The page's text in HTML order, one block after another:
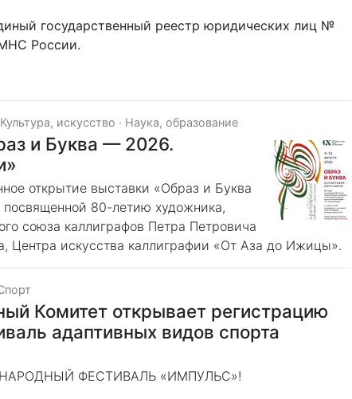
государственный реестр юридических лиц №
МНС России.
Культура, искусство · Наука, образование
и Буква — 2026.
открытие выставки «Образ и Буква
80-летию художника,
союза каллиграфов Петра Петровича
Центра искусства каллиграфии «От Аза до Ижицы».
Комитет открывает регистрацию
адаптивных видов спорта
ФЕСТИВАЛЬ «ИМПУЛЬС»!